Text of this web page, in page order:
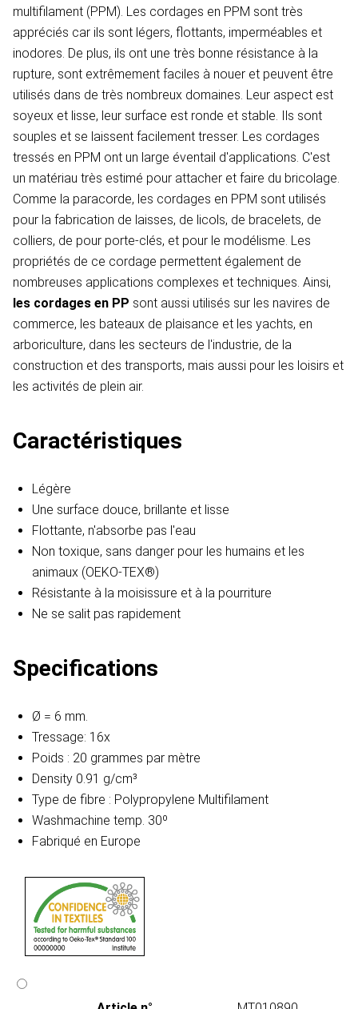
multifilament (PPM). Les cordages en PPM sont très
appréciés car ils sont légers, flottants, imperméables et
inodores. De plus, ils ont une très bonne résistance à la
rupture, sont extrêmement faciles à nouer et peuvent être
utilisés dans de très nombreux domaines. Leur aspect est
soyeux et lisse, leur surface est ronde et stable. Ils sont
souples et se laissent facilement tresser. Les cordages
tressés en PPM ont un large éventail d'applications. C'est
un matériau très estimé pour attacher et faire du bricolage.
Comme la paracorde, les cordages en PPM sont utilisés
pour la fabrication de laisses, de licols, de bracelets, de
colliers, de pour porte-clés, et pour le modélisme. Les
propriétés de ce cordage permettent également de
nombreuses applications complexes et techniques. Ainsi,
les cordages en PP sont aussi utilisés sur les navires de
commerce, les bateaux de plaisance et les yachts, en
arboriculture, dans les secteurs de l'industrie, de la
construction et des transports, mais aussi pour les loisirs et
les activités de plein air.
Caractéristiques
Légère
Une surface douce, brillante et lisse
Flottante, n'absorbe pas l'eau
Non toxique, sans danger pour les humains et les
animaux (OEKO-TEX®)
Résistante à la moisissure et à la pourriture
Ne se salit pas rapidement
Specifications
Ø = 6 mm.
Tressage: 16x
Poids : 20 grammes par mètre
Density 0.91 g/cm³
Type de fibre : Polypropylene Multifilament
Washmachine temp. 30º
Fabriqué en Europe